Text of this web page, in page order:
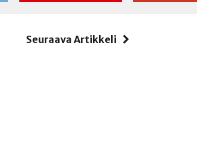
Seuraava Artikkeli